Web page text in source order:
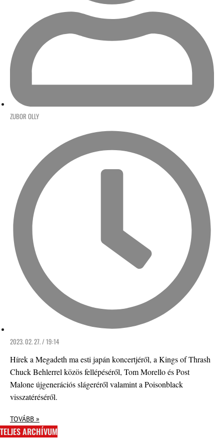
ZUBOR OLLY
2023. 02. 27. / 19:14
Hírek a Megadeth ma esti japán koncertjéről, a Kings of Thrash
Chuck Behlerrel közös fellépéséről, Tom Morello és Post
Malone újgenerációs slágeréről valamint a Poisonblack
visszatéréséről.
TOVÁBB »
TELJES ARCHÍVUM